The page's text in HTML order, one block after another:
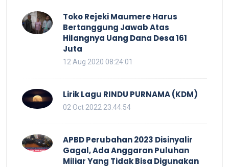
Toko Rejeki Maumere Harus
Bertanggung Jawab Atas
Hilangnya Uang Dana Desa 161
Juta
12 Aug 2020 08:24:01
Lirik Lagu RINDU PURNAMA (KDM)
02 Oct 2022 23:44:54
APBD Perubahan 2023 Disinyalir
Gagal, Ada Anggaran Puluhan
Miliar Yang Tidak Bisa Digunakan